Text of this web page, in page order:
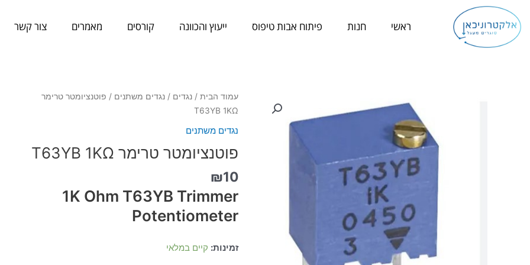
לתוכן
ראשי חנות פיתוח אבות טיפוס ייעוץ והכוונה קורסים מאמרים צור קשר
עמוד הבית/ נגדים / נגדים משתנים / פוטנציומטר טרימר
T63YB 1KΩ
נגדים משתנים
פוטנציומטר טרימר T63YB 1KΩ
₪10
1K Ohm T63YB Trimmer
Potentiometer
זמינות: קיים במלאי
כמות
של
T63YB